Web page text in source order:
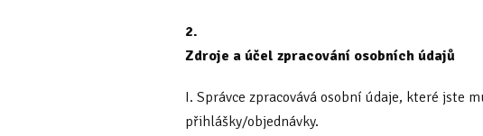
2.
Zdroje a účel zpracování osobních údajů
I. Správce zpracovává osobní údaje, které jste
přihlášky/objednávky.